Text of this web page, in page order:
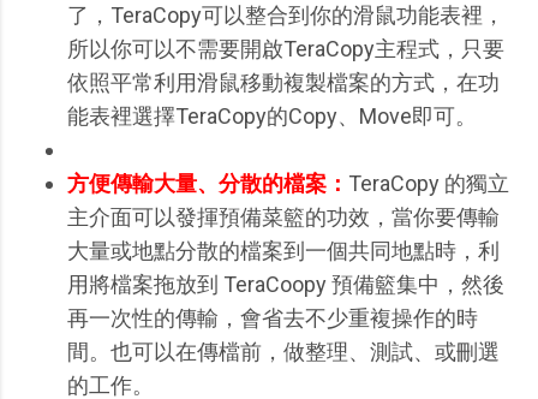
了，TeraCopy可以整合到你的滑鼠功能表裡，
所以你可以不需要開啟TeraCopy主程式，只要
依照平常利用滑鼠移動複製檔案的方式，在功
能表裡選擇TeraCopy的Copy、Move即可。
方便傳輸大量、分散的檔案： TeraCopy 的獨立
主介面可以發揮預備菜籃的功效，當你要傳輸
大量或地點分散的檔案到一個共同地點時，利
用將檔案拖放到 TeraCoopy 預備籃集中，然後
再一次性的傳輸，會省去不少重複操作的時
間。也可以在傳檔前，做整理、測試、或刪選
的工作。